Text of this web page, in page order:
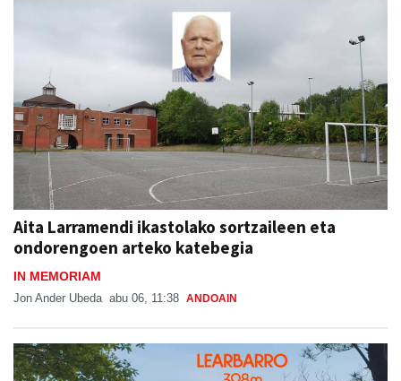
Aita Larramendi ikastolako sortzaileen eta
ondorengoen arteko katebegia
IN MEMORIAM
Jon Ander Ubeda abu 06, 11:38 ANDOAIN